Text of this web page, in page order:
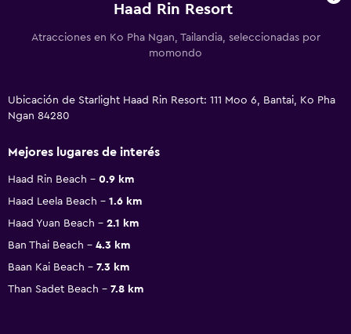
Haad Rin Resort
Atracciones en Ko Pha Ngan, Tailandia, seleccionadas por
momondo
Ubicación de Starlight Haad Rin Resort: 111 Moo 6, Bantai, Ko Pha
Ngan 84280
Mejores lugares de interés
Haad Rin Beach
0.9 km
Haad Leela Beach
1.6 km
Haad Yuan Beach
2.1 km
Ban Thai Beach
4.3 km
Baan Kai Beach
7.3 km
Than Sadet Beach
7.8 km